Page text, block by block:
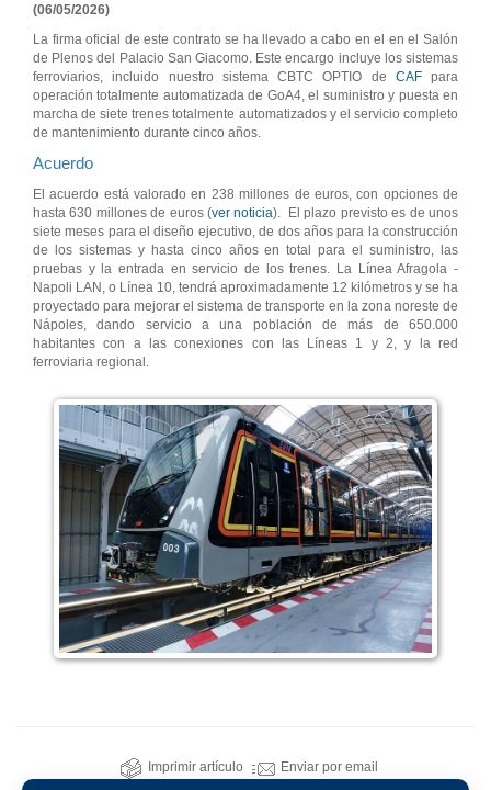
(06/05/2026)
La firma oficial de este contrato se ha llevado a cabo en el en el Salón
de Plenos del Palacio San Giacomo. Este encargo incluye los sistemas
ferroviarios, incluido nuestro sistema CBTC OPTIO de CAFpara
operación totalmente automatizada de GoA4, el suministro y puesta en
marcha de siete trenes totalmente automatizados y el servicio completo
de mantenimiento durante cinco años.
Acuerdo
El acuerdo está valorado en 238 millones de euros, con opciones de
hasta 630 millones de euros (ver noticia). El plazo previsto es de unos
siete meses para el diseño ejecutivo, de dos años para la construcción
de los sistemas y hasta cinco años en total para el suministro, las
pruebas y la entrada en servicio de los trenes. La Línea Afragola -
Napoli LAN, o Línea 10, tendrá aproximadamente 12 kilómetros y se ha
proyectado para mejorar el sistema de transporte en la zona noreste de
Nápoles, dando servicio a una población de más de 650.000
habitantes con a las conexiones con las Líneas 1 y 2, y la red
ferroviaria regional.
Imprimir artículo Enviar por email